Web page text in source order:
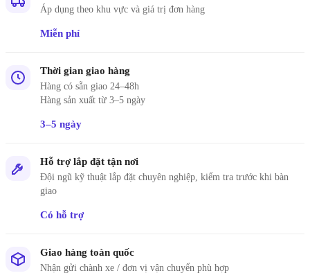
Áp dụng theo khu vực và giá trị đơn hàng
Miễn phí
Thời gian giao hàng
Hàng có sẵn giao 24–48h
Hàng sản xuất từ 3–5 ngày
3–5 ngày
Hỗ trợ lắp đặt tận nơi
Đội ngũ kỹ thuật lắp đặt chuyên nghiệp, kiểm tra trước khi bàn
giao
Có hỗ trợ
Giao hàng toàn quốc
Nhận gửi chành xe / đơn vị vận chuyển phù hợp